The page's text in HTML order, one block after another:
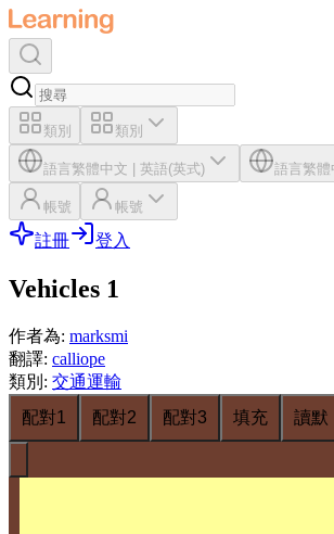
類別 類別
語言繁體中文 英語(英式) 語言繁體
帳號 帳號
註冊 登入
Vehicles 1
作者為: marksmi
翻譯: calliope
類別 : 交通運輸
配對1
配對2 配對3 填充 讀默